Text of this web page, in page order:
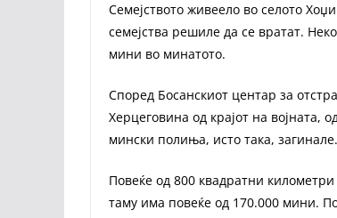
Семејството живеело во селото
семејства решиле да се вратат.
мини во минатото.
Според Босанскиот центар за
Херцеговина од крајот на
мински полиња, исто така, загинале.
Повеќе од 800 квадратни
таму има повеќе од 170.000 мини.